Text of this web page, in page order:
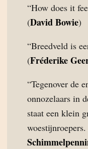
“How does it
(David Bowie)
“Breedveld is
(Fréderike
“Tegenover de
onnozelaars in
staat een klein